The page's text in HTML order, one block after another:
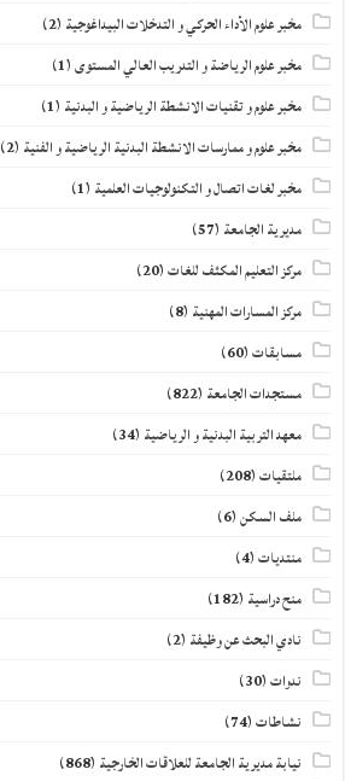
مخبر علوم الأداء الحركي و التدخلات البيداغوجية (2)
مخبر علوم الرياضة و التدريب العالي المستوى(1)
مخبر علوم و تقنيات الانشطة الرياضية و البدنية (1)
مخبر علوم و ممارسات الانشطة البدنية الرياضية و الفنية (2)
مخبر لغات اتصال و التكنولوجيات العلمية (1)
مديرية الجامعة (57)
مركز التعليم المكثف للغات(20)
مركز المسارات المهنية (8)
مسابقات(60)
مستجدات الجامعة (822)
معهد التربية البدنية و الرياضية (34)
ملتقيات(208)
ملف السكن(6)
منتديات(4)
منح دراسية (182)
نادي البحث عن وظيفة (2)
ندوات(30)
نشاطات(74)
نيابة مديرية الجامعة للعلاقات الخارجية (868)